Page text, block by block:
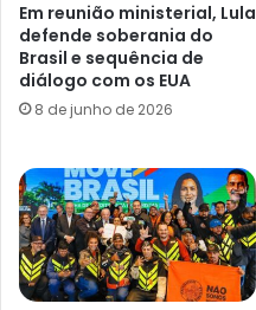
Em reunião ministerial, Lula
defende soberania do
Brasil e sequência de
diálogo com os EUA
8 de junho de 2026